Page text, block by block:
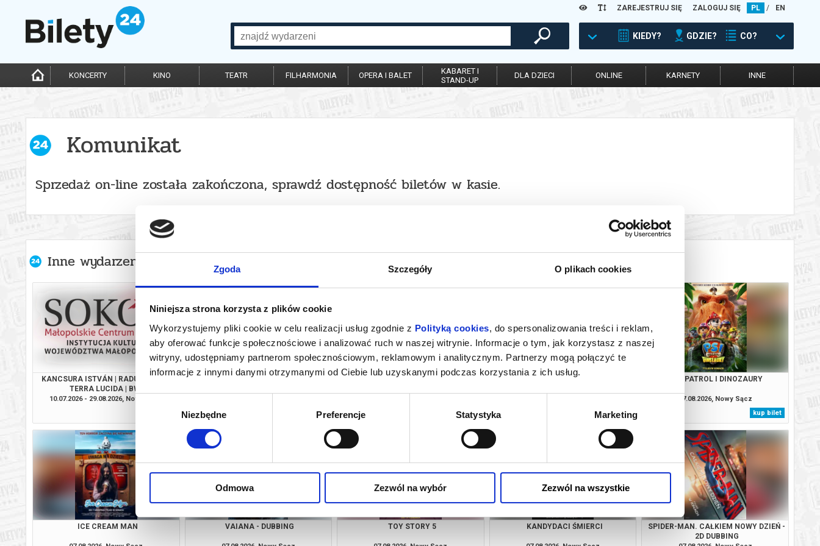
Zgoda Szczegóły O plikach cookies
Niniejsza strona korzysta z plików cookie
Wykorzystujemy pliki cookie w celu realizacji usług zgodnie z Polityką cookies, do spersonalizowania treści i reklam,
aby oferować funkcje społecznościowe i analizować ruch w naszej witrynie. Informacje o tym, jak korzystasz z naszej
witryny, udostępniamy partnerom społecznościowym, reklamowym i analitycznym. Partnerzy mogą połączyć te
informacje z innymi danymi otrzymanymi od Ciebie lub uzyskanymi podczas korzystania z ich usług.
Wybór
Niezbędne Preferencje Statystyka Marketing
Odmowa Zezwól na wybór Zezwól na wszystkie
ZAREJESTRUJ SIĘ ZALOGUJ SIĘ PL / EN
KIEDY? GDZIE? CO?
KONCERTY KINO TEATR FILHARMONIA OPERA I BALET
KABARET I
STAND-UP
DLA DZIECI ONLINE KARNETY INNE
Komunikat
Sprzedaż on-line została zakończona, sprawdź dostępność biletów w kasie.
Inne wydarzenia organizatora
KANCSURA ISTVÁN | RADU ŞERBAN |
TERRA LUCIDA | BWA
10.07.2026 - 29.08.2026, Nowy Sącz
EKIPA ZWIERZAKÓW
kup bilet
TAJEMNICA OJCA PIO - LEKTOR
kup bilet
MINIONKI I STRASZYDŁA
kup bilet
PSI PATROL I DINOZAURY
07.08.2026, Nowy Sącz
kup bilet
ICE CREAM MAN VAIANA - DUBBING TOY STORY 5 KANDYDACI ŚMIERCI
SPIDER-MAN. CAŁKIEM NOWY DZIEŃ -
2D DUBBING